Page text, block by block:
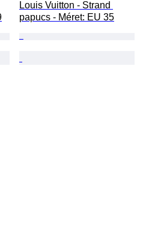
Louis Vuitton - Strand
papucs - Méret: EU 35